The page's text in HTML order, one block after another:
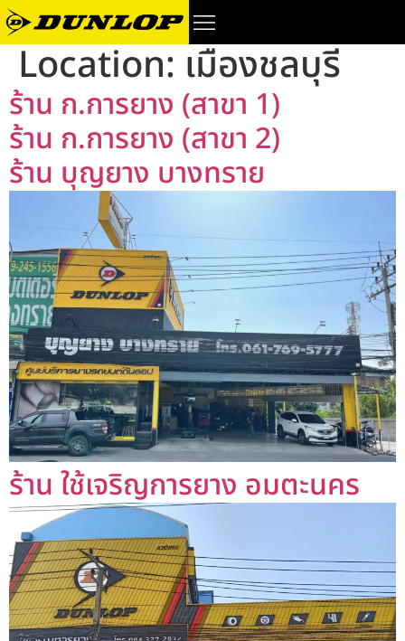
Location: เมืองชลบุรี
ร้าน ก.การยาง (สาขา 1)
ร้าน ก.การยาง (สาขา 2)
ร้าน บุญยาง บางทราย
ร้าน ใช้เจริญการยาง อมตะนคร